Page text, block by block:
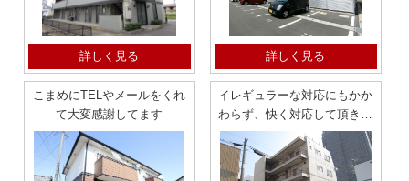
詳しく見る 詳しく見る
こまめにTELやメールをくれ
て大変感謝してます
イレギュラーな対応にもかか
わらず、快く対応して頂き感
謝しております。